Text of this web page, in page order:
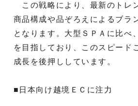
この戦略により、最新のトレ
商品構成や品ぞろえによるブラ
となります。大型ＳＰＡに比べ
を目指しており、このスピード
成長を後押ししています。
■日本向け越境ＥＣに注力